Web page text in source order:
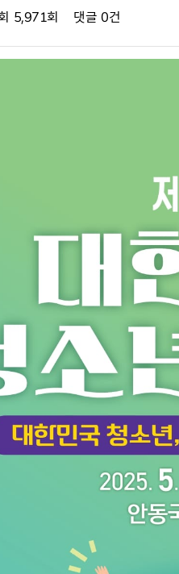
5,971회 댓글 0건